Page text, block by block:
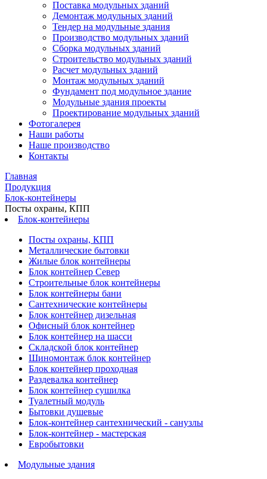
Поставка модульных зданий
Демонтаж модульных зданий
Тендер на модульные здания
Производство модульных зданий
Сборка модульных зданий
Строительство модульных зданий
Расчет модульных зданий
Монтаж модульных зданий
Фундамент под модульное здание
Модульные здания проекты
Проектирование модульных зданий
Фотогалерея
Наши работы
Наше производство
Контакты
Главная
Продукция
Блок-контейнеры
Посты охраны, КПП
Блок-контейнеры
Посты охраны, КПП
Металлические бытовки
Жилые блок контейнеры
Блок контейнер Север
Строительные блок контейнеры
Блок контейнеры бани
Сантехнические контейнеры
Блок контейнер дизельная
Офисный блок контейнер
Блок контейнер на шасси
Складской блок контейнер
Шиномонтаж блок контейнер
Блок контейнер проходная
Раздевалка контейнер
Блок контейнер сушилка
Туалетный модуль
Бытовки душевые
Блок-контейнер сантехнический - санузлы
Блок-контейнер - мастерская
Евробытовки
Модульные здания